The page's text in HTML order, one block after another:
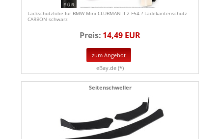
Lackschutzfolie für BMW Mini CLUBMAN II 2 F54 ? Ladekantenschutz
CARBON schwarz
Preis: 14,49 EUR
zum Angebot
eBay.de (*)
Seitenschweller